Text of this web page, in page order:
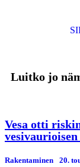
Luitko jo
Vesa otti
Rakentaminen 20.